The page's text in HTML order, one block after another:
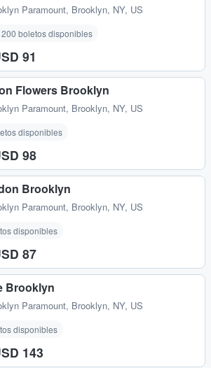
Paramount, Brooklyn, NY, US
200 boletos disponibles
91
Flowers Brooklyn
Paramount, Brooklyn, NY, US
disponibles
98
Brooklyn
Paramount, Brooklyn, NY, US
disponibles
87
Brooklyn
Paramount, Brooklyn, NY, US
disponibles
143